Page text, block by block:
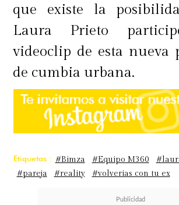
que existe la
Laura Prieto
videoclip de esta nueva
de cumbia urbana.
Etiquetas : #Bimza #Equipo M360
#pareja
#reality #volverias con tu ex